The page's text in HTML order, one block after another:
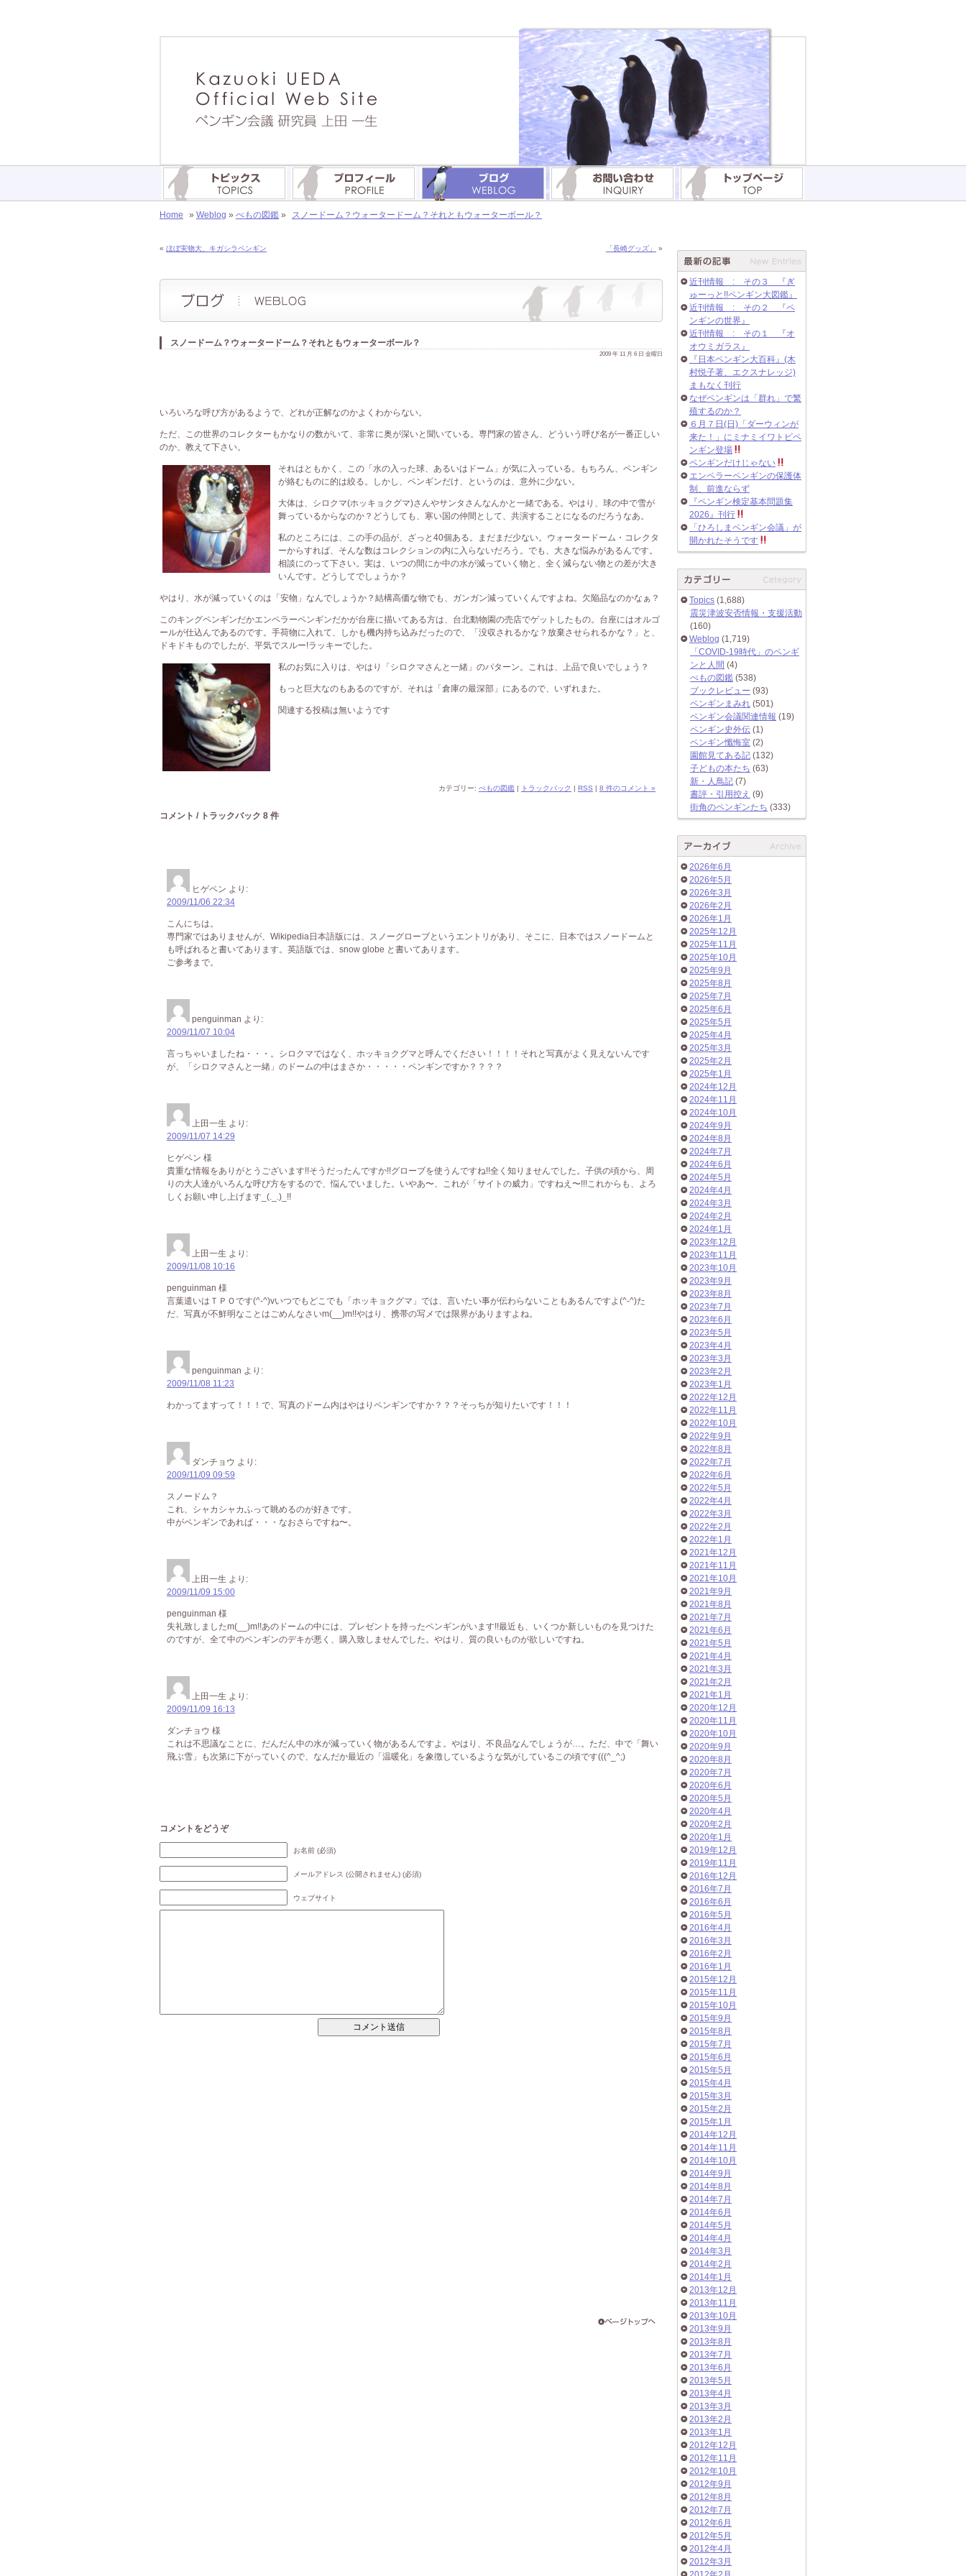
Home » Weblog » ぺもの図鑑 » スノードーム？ウォータードーム？それともウォーターボール？
« ほぼ実物大、キガシラペンギン 「長崎グッズ」 »
スノードーム？ウォータードーム？それともウォーターボール？
2009 年 11 月 6 日 金曜日
いろいろな呼び方があるようで、どれが正解なのかよくわからない。
ただ、この世界のコレクターもかなりの数がいて、非常に奥が深いと聞いている。専門家の皆さん、どういう呼び名が一番正しい
のか、教えて下さい。
それはともかく、この「水の入った球、あるいはドーム」が気に入っている。もちろん、ペンギン
が絡むものに的は絞る。しかし、ペンギンだけ、というのは、意外に少ない。
大体は、シロクマ(ホッキョクグマ)さんやサンタさんなんかと一緒である。やはり、球の中で雪が
舞っているからなのか？どうしても、寒い国の仲間として、共演することになるのだろうなあ。
私のところには、この手の品が、ざっと40個ある。まだまだ少ない。ウォータードーム・コレクタ
ーからすれば、そんな数はコレクションの内に入らないだろう。でも、大きな悩みがあるんです。
相談にのって下さい。実は、いつの間にか中の水が減っていく物と、全く減らない物との差が大き
いんです。どうしてでしょうか？
やはり、水が減っていくのは「安物」なんでしょうか？結構高価な物でも、ガンガン減っていくんですよね。欠陥品なのかなぁ？
このキングペンギンだかエンペラーペンギンだかが台座に描いてある方は、台北動物園の売店でゲットしたもの。台座にはオルゴ
ールが仕込んであるのです。手荷物に入れて、しかも機内持ち込みだったので、「没収されるかな？放棄させられるかな？」と、
ドキドキものでしたが、平気でスルー!ラッキーでした。
私のお気に入りは、やはり「シロクマさんと一緒」のパターン。これは、上品で良いでしょう？
もっと巨大なのもあるのですが、それは「倉庫の最深部」にあるので、いずれまた。
関連する投稿は無いようです
カテゴリー: ぺもの図鑑 | トラックバック | RSS | 8 件のコメント »
コメント / トラックバック 8 件
ヒゲペン より:
2009/11/06 22:34
こんにちは。
専門家ではありませんが、Wikipedia日本語版には、スノーグローブというエントリがあり、そこに、日本ではスノードームと
も呼ばれると書いてあります。英語版では、snow globe と書いてあります。
ご参考まで。
penguinman より:
2009/11/07 10:04
言っちゃいましたね・・・。シロクマではなく、ホッキョクグマと呼んでください！！！！それと写真がよく見えないんです
が、「シロクマさんと一緒」のドームの中はまさか・・・・・ペンギンですか？？？？
上田一生 より:
2009/11/07 14:29
ヒゲペン 様
貴重な情報をありがとうございます!!そうだったんですか!!グローブを使うんですね!!全く知りませんでした。子供の頃から、周
りの大人達がいろんな呼び方をするので、悩んでいました。いやあ〜、これが「サイトの威力」ですねえ〜!!!これからも、よろ
しくお願い申し上げます_(._.)_!!
上田一生 より:
2009/11/08 10:16
penguinman 様
言葉遣いはＴＰＯです(^-^)vいつでもどこでも「ホッキョクグマ」では、言いたい事が伝わらないこともあるんですよ(^-^)た
だ、写真が不鮮明なことはごめんなさいm(__)m!!やはり、携帯の写メでは限界がありますよね。
penguinman より:
2009/11/08 11:23
わかってますって！！！で、写真のドーム内はやはりペンギンですか？？？そっちが知りたいです！！！
ダンチョウ より:
2009/11/09 09:59
スノードム？
これ、シャカシャカふって眺めるのが好きです。
中がペンギンであれば・・・なおさらですね〜。
上田一生 より:
2009/11/09 15:00
penguinman 様
失礼致しましたm(__)m!!あのドームの中には、プレゼントを持ったペンギンがいます!!最近も、いくつか新しいものを見つけた
のですが、全て中のペンギンのデキが悪く、購入致しませんでした。やはり、質の良いものが欲しいですね。
上田一生 より:
2009/11/09 16:13
ダンチョウ 様
これは不思議なことに、だんだん中の水が減っていく物があるんですよ。やはり、不良品なんでしょうが…。ただ、中で「舞い
飛ぶ雪」も次第に下がっていくので、なんだか最近の「温暖化」を象徴しているような気がしているこの頃です(((^_^;)
コメントをどうぞ
お名前 (必須)
メールアドレス (公開されません) (必須)
ウェブサイト
近刊情報 : その３ 『ぎ
ゅーっと!!ペンギン大図鑑』
近刊情報 : その２ 『ペ
ンギンの世界』
近刊情報 : その１ 『オ
オウミガラス』
『日本ペンギン大百科』(木
村悦子著、エクスナレッジ)
まもなく刊行
なぜペンギンは「群れ」で繁
殖するのか？
６月７日(日)「ダーウィンが
来た！」にミナミイワトビペ
ンギン登場
ペンギンだけじゃない
エンペラーペンギンの保護体
制、前進ならず
『ペンギン検定基本問題集
2026』刊行
「ひろしまペンギン会議」が
開かれたそうです
Topics (1,688)
震災津波安否情報・支援活動
(160)
Weblog (1,719)
「COVID-19時代」のペンギ
ンと人間 (4)
ぺもの図鑑 (538)
ブックレビュー (93)
ペンギンまみれ (501)
ペンギン会議関連情報 (19)
ペンギン史外伝 (1)
ペンギン懺悔室 (2)
園館見てある記 (132)
子どもの本たち (63)
新・人鳥記 (7)
書評・引用控え (9)
街角のペンギンたち (333)
2026年6月
2026年5月
2026年3月
2026年2月
2026年1月
2025年12月
2025年11月
2025年10月
2025年9月
2025年8月
2025年7月
2025年6月
2025年5月
2025年4月
2025年3月
2025年2月
2025年1月
2024年12月
2024年11月
2024年10月
2024年9月
2024年8月
2024年7月
2024年6月
2024年5月
2024年4月
2024年3月
2024年2月
2024年1月
2023年12月
2023年11月
2023年10月
2023年9月
2023年8月
2023年7月
2023年6月
2023年5月
2023年4月
2023年3月
2023年2月
2023年1月
2022年12月
2022年11月
2022年10月
2022年9月
2022年8月
2022年7月
2022年6月
2022年5月
2022年4月
2022年3月
2022年2月
2022年1月
2021年12月
2021年11月
2021年10月
2021年9月
2021年8月
2021年7月
2021年6月
2021年5月
2021年4月
2021年3月
2021年2月
2021年1月
2020年12月
2020年11月
2020年10月
2020年9月
2020年8月
2020年7月
2020年6月
2020年5月
2020年4月
2020年2月
2020年1月
2019年12月
2019年11月
2016年12月
2016年7月
2016年6月
2016年5月
2016年4月
2016年3月
2016年2月
2016年1月
2015年12月
2015年11月
2015年10月
2015年9月
2015年8月
2015年7月
2015年6月
2015年5月
2015年4月
2015年3月
2015年2月
2015年1月
2014年12月
2014年11月
2014年10月
2014年9月
2014年8月
2014年7月
2014年6月
2014年5月
2014年4月
2014年3月
2014年2月
2014年1月
2013年12月
2013年11月
2013年10月
2013年9月
2013年8月
2013年7月
2013年6月
2013年5月
2013年4月
2013年3月
2013年2月
2013年1月
2012年12月
2012年11月
2012年10月
2012年9月
2012年8月
2012年7月
2012年6月
2012年5月
2012年4月
2012年3月